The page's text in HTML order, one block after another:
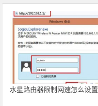
水星路由器限制网速怎么设置